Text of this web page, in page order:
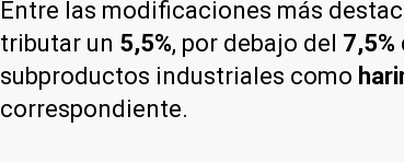
Entre las modificaciones más
tributar un 5,5%, por debajo del 7,5%
subproductos industriales como
correspondiente.